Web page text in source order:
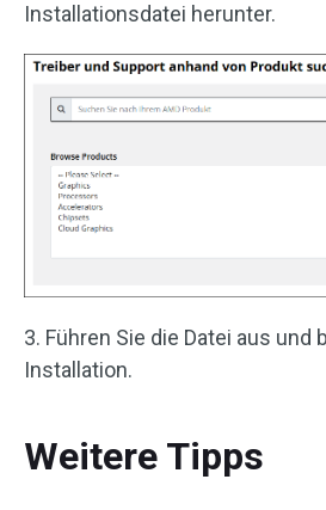
Installationsdatei herunter.
3. Führen Sie die Datei aus und
Installation.
Weitere Tipps